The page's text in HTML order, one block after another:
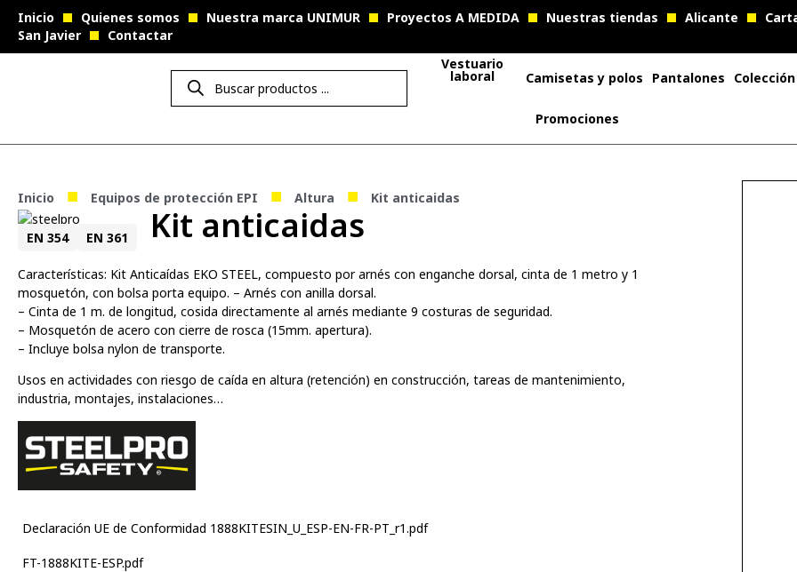
Inicio Quienes somos Nuestra marca UNIMUR Proyectos A MEDIDA Nuestras tiendas Alicante
San Javier
Contactar
Vestuario
laboral Camisetas y polos Pantalones
Promociones
Inicio ■ Equipos de protección EPI ■ Altura ■ Kit anticaidas
Kit anticaidas
EN 354 EN 361
Características: Kit Anticaídas EKO STEEL, compuesto por arnés con enganche dorsal, cinta de 1 metro y 1
mosquetón, con bolsa porta equipo. – Arnés con anilla dorsal.
– Cinta de 1 m. de longitud, cosida directamente al arnés mediante 9 costuras de seguridad.
– Mosquetón de acero con cierre de rosca (15mm. apertura).
– Incluye bolsa nylon de transporte.
Usos en actividades con riesgo de caída en altura (retención) en construcción, tareas de mantenimiento,
industria, montajes, instalaciones…
Declaración UE de Conformidad 1888KITESIN_U_ESP-EN-FR-PT_r1.pdf
FT-1888KITE-ESP.pdf